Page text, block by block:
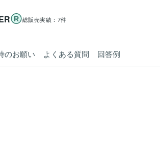
総販売実績： 7件
のお願い よくある質問 回答例